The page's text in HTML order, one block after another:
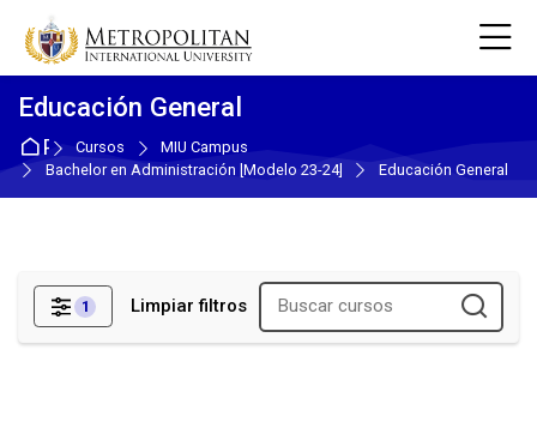
Educación General
Página Principal
Cursos
MIU Campus
Bachelor en Administración [Modelo 23-24]
Educación General
Filtros
1 Limpiar filtros